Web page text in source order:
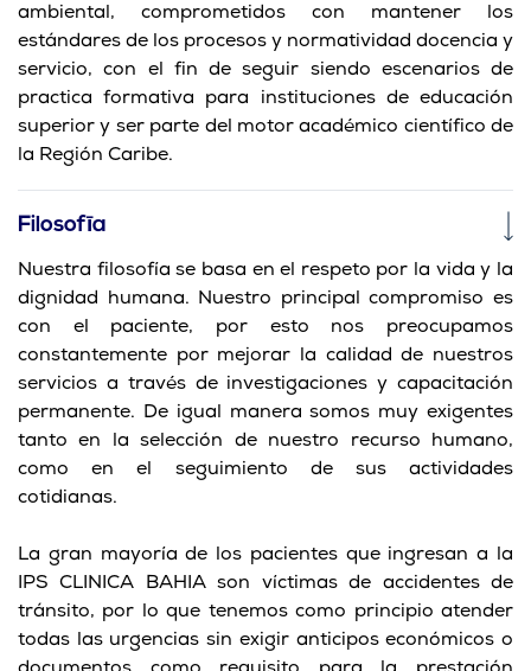
ambiental, comprometidos con mantener los
estándares de los procesos y normatividad docencia y
servicio, con el fin de seguir siendo escenarios de
practica formativa para instituciones de educación
superior y ser parte del motor académico científico de
la Región Caribe.
Filosofīa
Nuestra filosofía se basa en el respeto por la vida y la
dignidad humana. Nuestro principal compromiso es
con el paciente, por esto nos preocupamos
constantemente por mejorar la calidad de nuestros
servicios a través de investigaciones y capacitación
permanente. De igual manera somos muy exigentes
tanto en la selección de nuestro recurso humano,
como en el seguimiento de sus actividades
cotidianas.
La gran mayoría de los pacientes que ingresan a la
IPS CLINICA BAHIA son víctimas de accidentes de
tránsito, por lo que tenemos como principio atender
todas las urgencias sin exigir anticipos económicos o